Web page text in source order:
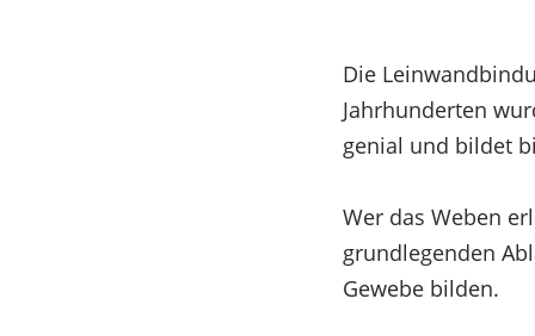
Die
Jahrhunderten
genial und bildet
Wer das Weben
grundlegenden
Gewebe bilden.